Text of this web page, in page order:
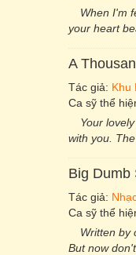
When I'm
your heart
A
Tác giả: Khu
Ca sỹ thể
Your
with you.
Big Dumb
Tác giả:
Ca sỹ thể
Written by
But now